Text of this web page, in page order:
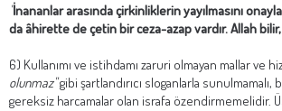
"İnananlar arasında çirkinliklerin yayılmasını
da âhirette de çetin bir ceza-azap vardır. Allah
6) Kullanımı ve istihdamı zaruri olmayan mallar ve
olunmaz"gibi şartlandırıcı sloganlarla
gereksiz harcamalar olan israfa özendirmemelidir.